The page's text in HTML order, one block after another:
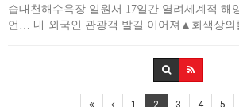
습대천해수욕장 일원서 17일간 열려세계적 해
언… 내·외국인 관광객 발길 이어져▲회색상
1 2 3 4 5